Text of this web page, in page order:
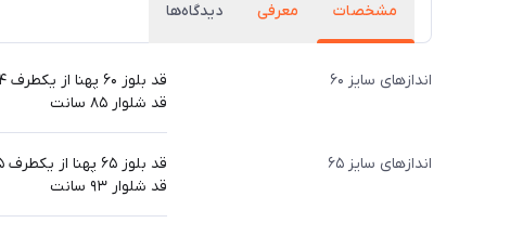
مشخصات معرفی دیدگاه‌ها
اندازهای سایز ۶۰
قد بلوز ۶۰ پهنا از یکطرف ۴۴ قد آستین از دوخت سرشانه ۵۳ سانت
قد شلوار ۸۵ سانت
اندازهای سایز ۶۵
قد بلوز ۶۵ پهنا از یکطرف ۴۵قد آستین از دوخت سرشانه ۵۷ سانت
قد شلوار ۹۳ سانت